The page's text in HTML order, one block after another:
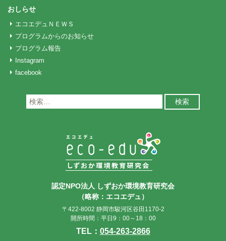
おしらせ
エコエデュＮＥＷＳ
プログラムからのお知らせ
プログラム報告
Instagram
facebook
検
索:
認定NPO法人 しずおか環境教育研究会
（略称：エコエデュ）
〒422-8002 静岡市駿河区谷田1170-2
開所時間：平日9：00～18：00
TEL： 054-263-2866